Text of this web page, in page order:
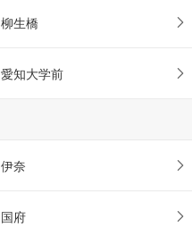
柳生橋
愛知大学前
伊奈
国府